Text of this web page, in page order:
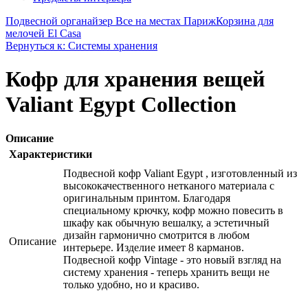
Подвесной органайзер Все на местах ПарижКорзина для
мелочей El Casa
Вернуться к: Системы хранения
Кофр для хранения вещей
Valiant Egypt Collection
Описание
Характеристики
Описание
Подвесной кофр Valiant Egypt , изготовленный из
высококачественного нетканого материала с
оригинальным принтом. Благодаря
специальному крючку, кофр можно повесить в
шкафу как обычную вешалку, а эстетичный
дизайн гармонично смотрится в любом
интерьере. Изделие имеет 8 карманов.
Подвесной кофр Vintage - это новый взгляд на
систему хранения - теперь хранить вещи не
только удобно, но и красиво.